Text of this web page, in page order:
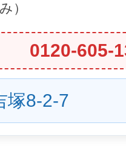
）
0120-605-
塚8-2-7